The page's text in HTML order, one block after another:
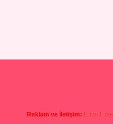
Reklam ve İletişim: E-mail: